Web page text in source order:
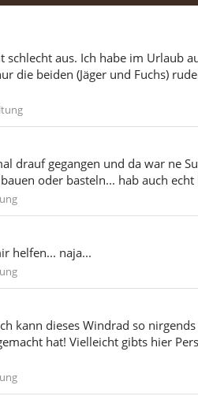
schlecht aus. Ich habe im Urlaub
die beiden (Jäger und Fuchs)
drauf gegangen und da war ne
oder basteln... hab auch
helfen... naja...
kann dieses Windrad so
hat! Vielleicht gibts hier